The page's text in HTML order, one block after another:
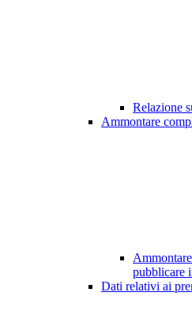
Relazione
Ammontare
pubblicare
Dati relativi ai